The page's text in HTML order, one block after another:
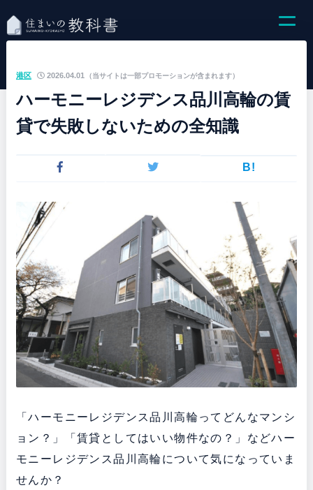
（当サイトは一部プロモーションが含まれます）
港区 2026.04.01
ハーモニーレジデンス品川高輪の賃
貸で失敗しないための全知識
B!
「ハーモニーレジデンス品川高輪ってどんなマンシ
ョン？」「賃貸としてはいい物件なの？」などハー
モニーレジデンス品川高輪について気になっていま
せんか？